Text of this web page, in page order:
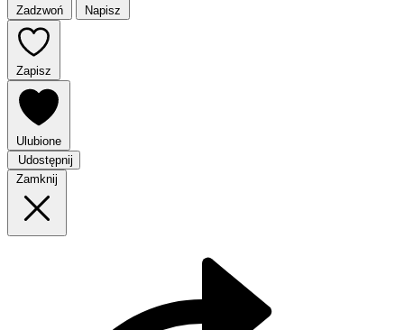
Zadzwoń Napisz
Zapisz
Ulubione
Udostępnij
Zamknij